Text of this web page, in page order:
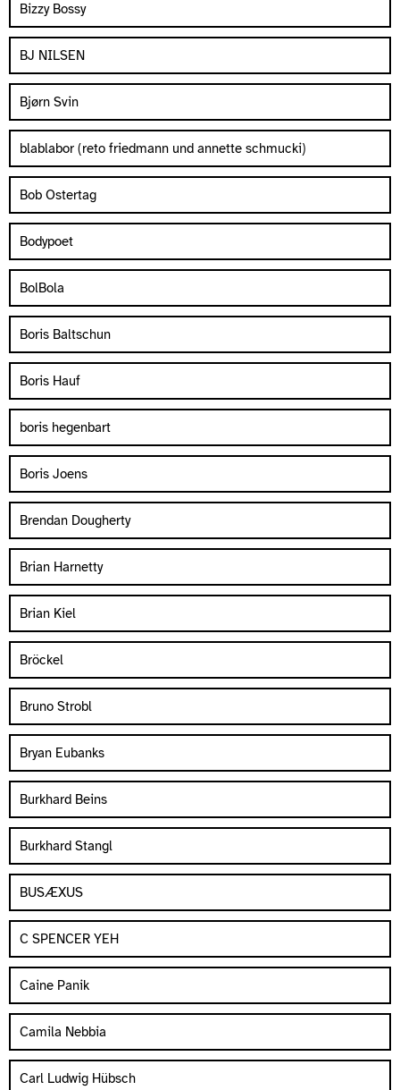
Bizzy Bossy
BJ NILSEN
Bjørn Svin
blablabor (reto friedmann und annette schmucki)
Bob Ostertag
Bodypoet
BolBola
Boris Baltschun
Boris Hauf
boris hegenbart
Boris Joens
Brendan Dougherty
Brian Harnetty
Brian Kiel
Bröckel
Bruno Strobl
Bryan Eubanks
Burkhard Beins
Burkhard Stangl
BUSÆXUS
C SPENCER YEH
Caine Panik
Camila Nebbia
Carl Ludwig Hübsch